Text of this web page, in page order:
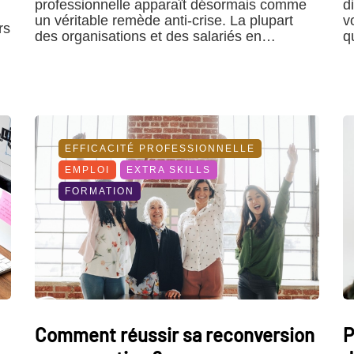
professionnelle apparaît désormais comme
un véritable remède anti-crise. La plupart
des organisations et des salariés en…
EFFICACITÉ PROFESSIONNELLE
EMPLOI
EXTRA SKILLS
FORMATION
Comment réussir sa reconversion